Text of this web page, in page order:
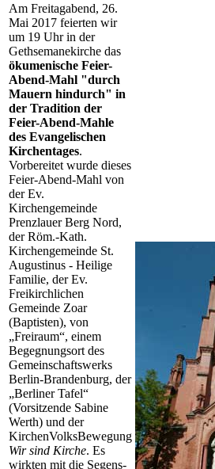
Am Freitagabend, 26.
Mai 2017 feierten wir
um 19 Uhr in der
Gethsemanekirche das
ökumenische Feier-
Abend-Mahl "durch
Mauern hindurch" in
der Tradition der
Feier-Abend-Mahle
des Evangelischen
Kirchentages.
Vorbereitet wurde dieses
Feier-Abend-Mahl von
der Ev.
Kirchengemeinde
Prenzlauer Berg Nord,
der Röm.-Kath.
Kirchengemeinde St.
Augustinus - Heilige
Familie, der Ev.
Freikirchlichen
Gemeinde Zoar
(Baptisten), von
„Freiraum“, einem
Begegnungsort des
Gemeinschaftswerks
Berlin-Brandenburg, der
„Berliner Tafel“
(Vorsitzende Sabine
Werth) und der
KirchenVolksBewegung
Wir sind Kirche. Es
wirkten mit die Segens-